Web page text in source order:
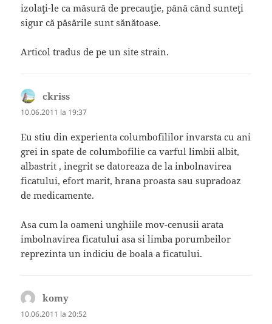
izolaţi-le ca măsură de precauţie, până când sunteţi
sigur că păsările sunt sănătoase.
Articol tradus de pe un site strain.
ckriss
10.06.2011 la 19:37
Eu stiu din experienta columbofililor invarsta cu ani
grei in spate de columbofilie ca varful limbii albit,
albastrit , inegrit se datoreaza de la inbolnavirea
ficatului, efort marit, hrana proasta sau supradoaz
de medicamente.
Asa cum la oameni unghiile mov-cenusii arata
imbolnavirea ficatului asa si limba porumbeilor
reprezinta un indiciu de boala a ficatului.
komy
10.06.2011 la 20:52